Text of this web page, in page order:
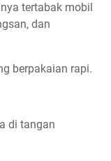
tertabak mobil
dan
berpakaian rapi.
di tangan